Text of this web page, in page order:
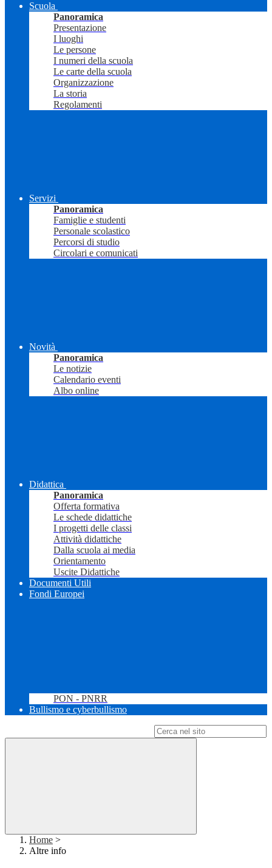
Scuola
Panoramica
Presentazione
I luoghi
Le persone
I numeri della scuola
Le carte della scuola
Organizzazione
La storia
Regolamenti
Servizi
Panoramica
Famiglie e studenti
Personale scolastico
Percorsi di studio
Circolari e comunicati
Novità
Panoramica
Le notizie
Calendario eventi
Albo online
Didattica
Panoramica
Offerta formativa
Le schede didattiche
I progetti delle classi
Attività didattiche
Dalla scuola ai media
Orientamento
Uscite Didattiche
Documenti Utili
Fondi Europei
PON - PNRR
Bullismo e cyberbullismo
Home >
Altre info